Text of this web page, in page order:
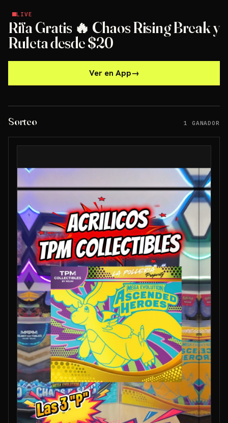
LIVE
LIVE
Rifa Gratis 🔥 Chaos Rising Break y
Ruleta desde $20
Ver en App→
Sorteo 1 GANADOR